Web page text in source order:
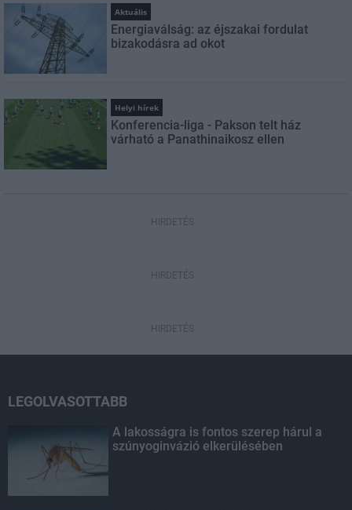
Aktuális
Energiaválság: az éjszakai fordulat
bizakodásra ad okot
Helyi hírek
Konferencia-liga - Pakson telt ház
várható a Panathinaikosz ellen
HIRDETÉS
HIRDETÉS
HIRDETÉS
LEGOLVASOTTABB
A lakosságra is fontos szerep hárul a
szúnyoginvázió elkerülésében